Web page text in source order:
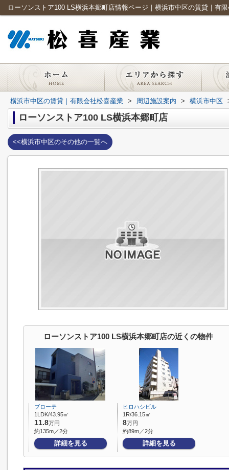
ローソンストア100 LS横浜本郷町店情報ページ｜横浜市中区の賃貸｜有
横浜市中区の賃貸｜有限会社松喜産業 > 周辺施設案内 > 横浜市中区
ローソンストア100 LS横浜本郷町店
<<横浜市中区のその他の一覧へ
ローソンストア100 LS横浜本郷町店の近くの物件
ブローテ
1LDK/43.95㎡
11.8万円
約135m／2分
詳細を見る
ヒロハシビル
1R/36.15㎡
8万円
約89m／2分
詳細を見る